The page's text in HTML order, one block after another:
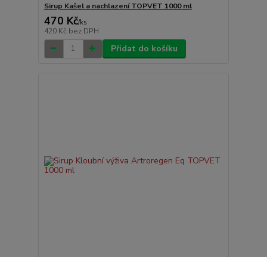
Sirup Kašel a nachlazení TOPVET 1000 ml
470 Kč/ks
420 Kč bez DPH
Přidat do košíku